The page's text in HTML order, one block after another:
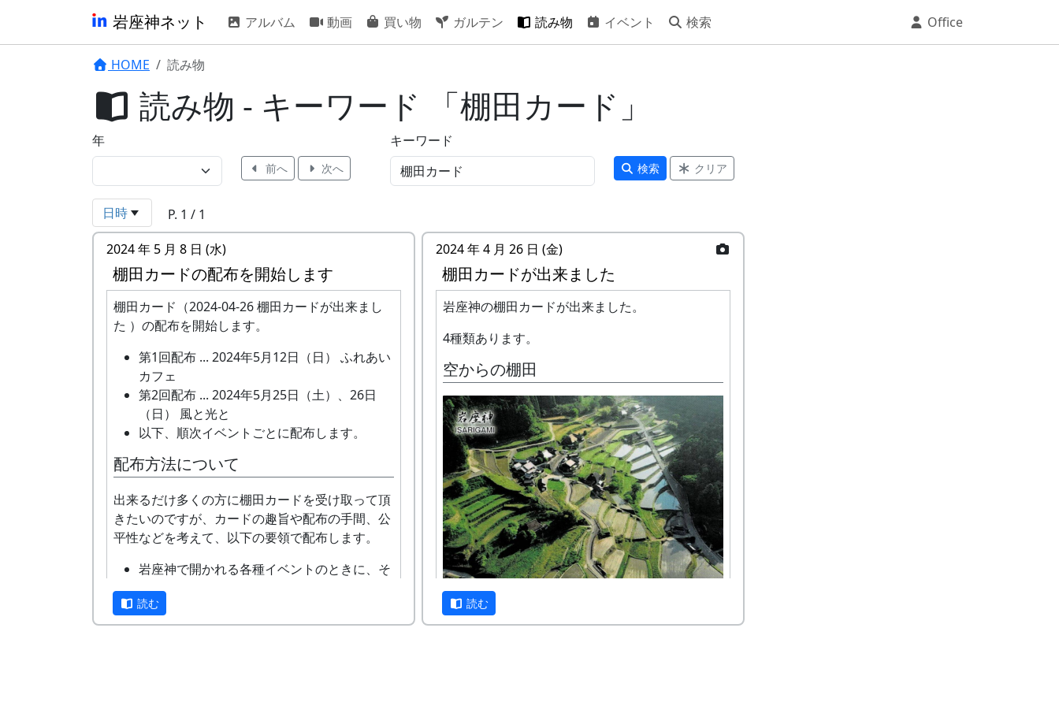
岩座神ネット アルバム 動画 買い物 ガルテン 読み物 イベント 検索 Office
HOME 読み物
読み物 - キーワード 「棚田カード」
年
前へ 次へ
キーワード
検索 クリア
日時
P. 1 / 1
2024 年 5 月 8 日 (水)
棚田カードの配布を開始します
棚田カード（2024-04-26 棚田カードが出来まし
た ）の配布を開始します。
第1回配布 ... 2024年5月12日（日） ふれあい
カフェ
第2回配布 ... 2024年5月25日（土）、26日
（日） 風と光と
以下、順次イベントごとに配布します。
配布方法について
出来るだけ多くの方に棚田カードを受け取って頂
きたいのですが、カードの趣旨や配布の手間、公
平性などを考えて、以下の要領で配布します。
岩座神で開かれる各種イベントのときに、そ
の場でお渡しします
特産品への添付はしません
読む
2024 年 4 月 26 日 (金)
棚田カードが出来ました
岩座神の棚田カードが出来ました。
4種類あります。
空からの棚田
黄金色の棚田
読む